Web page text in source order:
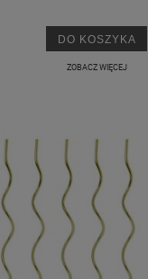
DO KOSZYKA
ZOBACZ WIĘCEJ